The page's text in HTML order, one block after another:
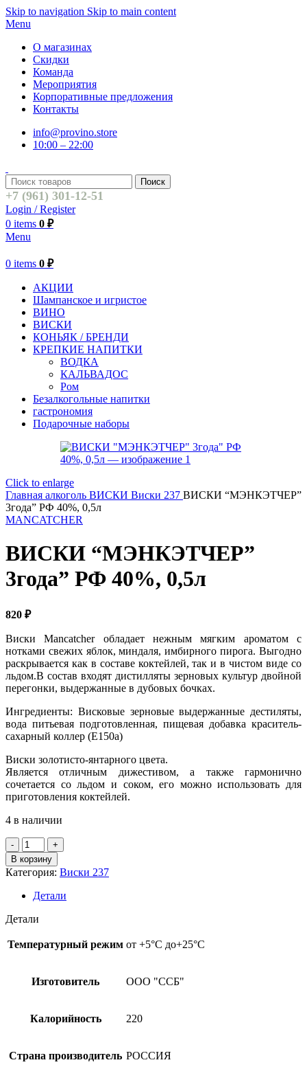
Skip to navigation Skip to main content
Menu
О магазинах
Скидки
Команда
Мероприятия
Корпоративные предложения
Контакты
info@provino.store
10:00 – 22:00
Поиск
+7 (961) 301-12-51
Login / Register
0 items 0 ₽
Menu
0 items 0 ₽
АКЦИИ
Шампанское и игристое
ВИНО
ВИСКИ
КОНЬЯК / БРЕНДИ
КРЕПКИЕ НАПИТКИ
ВОДКА
КАЛЬВАДОС
Ром
Безалкогольные напитки
гастрономия
Подарочные наборы
Click to enlarge
Главная алкоголь ВИСКИ Виски 237 ВИСКИ “МЭНКЭТЧЕР”
3года” РФ 40%, 0,5л
MANCATCHER
ВИСКИ “МЭНКЭТЧЕР”
3года” РФ 40%, 0,5л
820 ₽
Виски Mancatcher обладает нежным мягким ароматом с
нотками свежих яблок, миндаля, имбирного пирога. Выгодно
раскрывается как в составе коктейлей, так и в чистом виде со
льдом.В состав входят дистилляты зерновых культур двойной
перегонки, выдержанные в дубовых бочках.
Ингредиенты: Висковые зерновые выдержанные дестиляты,
вода питьевая подготовленная, пищевая добавка краситель-
сахарный коллер (Е150а)
Виски золотисто-янтарного цвета.
Является отличным дижестивом, а также гармонично
сочетается со льдом и соком, его можно использовать для
приготовления коктейлей.
4 в наличии
Количество
товара
ВИСКИ
"МЭНКЭТЧЕР"
3года"
РФ
40%,
В корзину
Категория: Виски 237
Детали
Детали
Температурный режим от +5°C до+25°C
Изготовитель ООО "ССБ"
Калорийность 220
Страна производитель РОССИЯ